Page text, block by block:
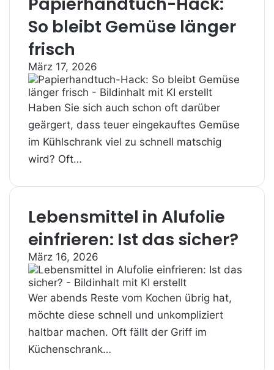
So bleibt Gemüse länger
frisch
März 17, 2026
Haben Sie sich auch schon oft darüber
geärgert, dass teuer eingekauftes Gemüse
im Kühlschrank viel zu schnell matschig
wird? Oft…
Lebensmittel in Alufolie
einfrieren: Ist das sicher?
März 16, 2026
Wer abends Reste vom Kochen übrig hat,
möchte diese schnell und unkompliziert
haltbar machen. Oft fällt der Griff im
Küchenschrank…